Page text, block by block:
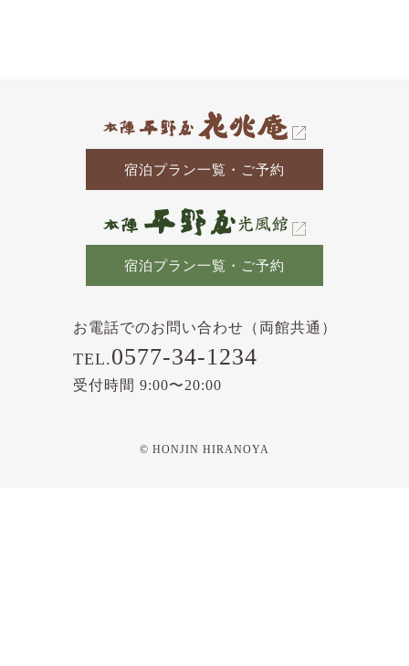
宿泊プラン一覧・ご予約
宿泊プラン一覧・ご予約
お電話でのお問い合わせ（両館共通）
TEL.0577-34-1234
受付時間 9:00〜20:00
© HONJIN HIRANOYA